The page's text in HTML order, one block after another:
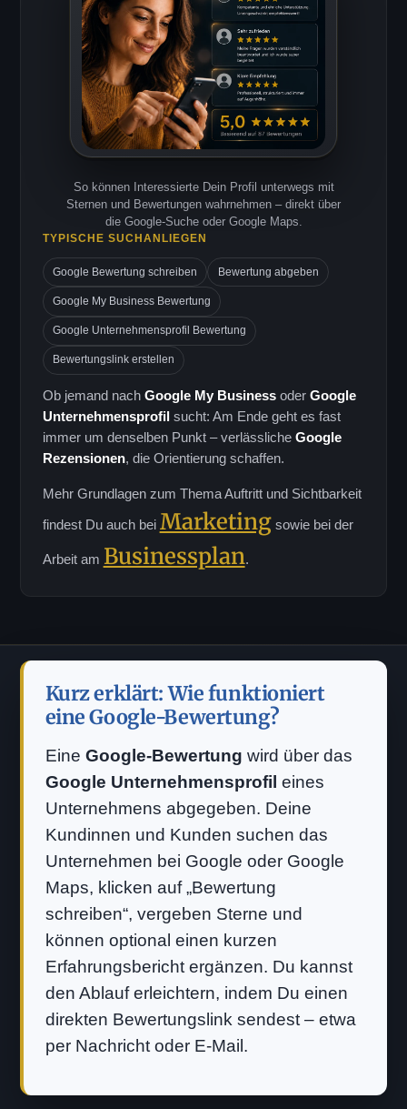
So können Interessierte Dein Profil unterwegs mit
Sternen und Bewertungen wahrnehmen – direkt über
die Google-Suche oder Google Maps.
TYPISCHE SUCHANLIEGEN
Google Bewertung schreiben Bewertung abgeben
Google My Business Bewertung
Google Unternehmensprofil Bewertung
Bewertungslink erstellen
Ob jemand nach Google My Businessoder Google
Unternehmensprofil sucht: Am Ende geht es fast
immer um denselben Punkt – verlässliche Google
Rezensionen, die Orientierung schaffen.
Mehr Grundlagen zum Thema Auftritt und Sichtbarkeit
findest Du auch bei Marketing sowie bei der
Arbeit am Businessplan.
Kurz erklärt: Wie funktioniert
eine Google-Bewertung?
Eine Google-Bewertung wird über das
Google Unternehmensprofil eines
Unternehmens abgegeben. Deine
Kundinnen und Kunden suchen das
Unternehmen bei Google oder Google
Maps, klicken auf „Bewertung
schreiben“, vergeben Sterne und
können optional einen kurzen
Erfahrungsbericht ergänzen. Du kannst
den Ablauf erleichtern, indem Du einen
direkten Bewertungslink sendest – etwa
per Nachricht oder E-Mail.